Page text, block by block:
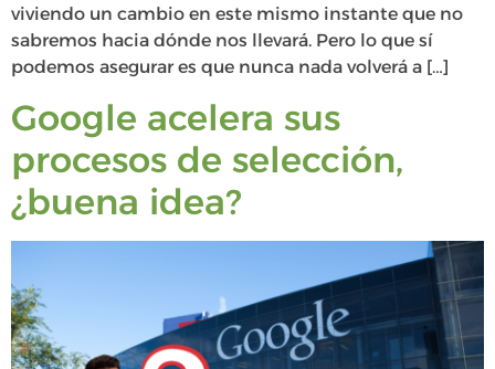
viviendo un cambio en este mismo instante que no
sabremos hacia dónde nos llevará. Pero lo que sí
podemos asegurar es que nunca nada volverá a […]
Google acelera sus
procesos de selección,
¿buena idea?